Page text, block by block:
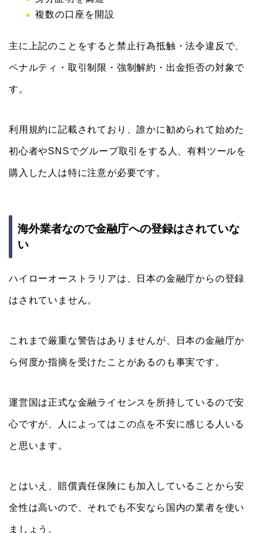
複数の口座を開設
主に上記のことをすると禁止行為抵触・法令違反で、
ペナルティ・取引制限・強制解約・出金拒否の対象で
す。
利用規約に記載されており、誰かに勧められて始めた
初心者やSNSでグループ取引をする人、有料ツールを
購入した人は特に注意が必要です。
海外業者なので金融庁への登録はされていな
い
ハイローオーストラリアは、日本の金融庁からの登録
はされていません。
これまで厳重な警告はありませんが、日本の金融庁か
ら何度か指摘を受けたことがあるのも事実です。
運営国は正式な金融ライセンスを所持しているので安
心ですが、人によってはこの点を不安に感じる人いる
と思います。
とはいえ、賠償責任保険にも加入していることから安
全性は高いので、それでも不安なら国内の業者を使い
ましょう。